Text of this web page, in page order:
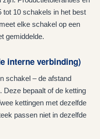
tot 10 schakels in het best
elke schakel op een
gemiddelde.
interne verbinding)
schakel – de afstand
Deze bepaalt of de ketting
kettingen met dezelfde
passen niet in dezelfde